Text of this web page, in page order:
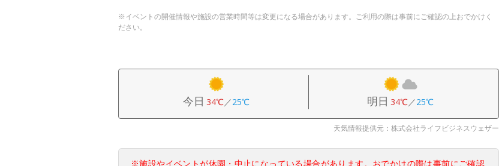
※イベントの開催情報や施設の営業時間等は変更になる場合があります。ご利用の際は事前にご確認の上おでかけく
ださい。
今日 34℃／25℃ 明日 34℃／25℃
天気情報提供元：株式会社ライフビジネスウェザー
※施設やイベントが休園・中止になっている場合があります。おでかけの際は事前にご確認